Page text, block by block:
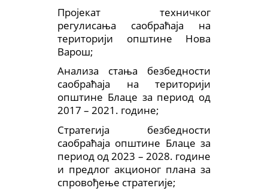
Пројекат техничког
регулисања саобраћаја на
територији општине Нова
Варош;
Анализа стања безбедности
саобраћаја на територији
општине Блаце за период од
2017 – 2021. године;
Стратегија безбедности
саобраћаја општине Блаце за
период од 2023 – 2028. године
и предлог акционог плана за
спровођење стратегије;